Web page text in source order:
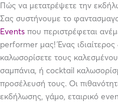
Πώς να μετατρέψετε την
Σας συστήνουμε το
Events που περιστρέφεται
performer μας! Ένας
καλωσορίσετε τους
σαμπάνια, ή cocktail
προσέλευσή τους. Οι
εκδήλωσης, γάμο, εταιρικό